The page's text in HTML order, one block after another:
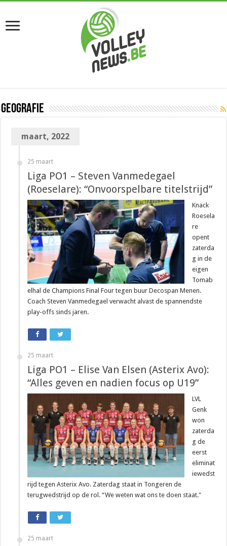
Geografie
maart, 2022
25 maart
Liga PO1 – Steven Vanmedegael
(Roeselare): “Onvoorspelbare titelstrijd”
Knack
Roesela
re
opent
zaterda
g in de
eigen
Tomab
elhal de Champions Final Four tegen buur Decospan Menen.
Coach Steven Vanmedegael verwacht alvast de spannendste
play-offs sinds jaren.
25 maart
Liga PO1 – Elise Van Elsen (Asterix Avo):
“Alles geven en nadien focus op U19”
LVL
Genk
won
zaterda
g de
eerst
eliminat
iewedst
rijd tegen Asterix Avo. Zaterdag staat in Tongeren de
terugwedstrijd op de rol. “We weten wat ons te doen staat."
25 maart